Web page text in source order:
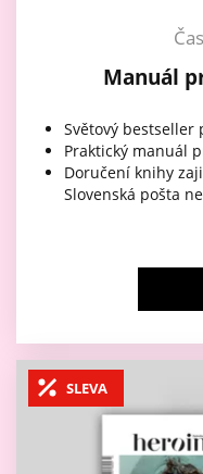
Manuál
Světový bestseller
Praktický manuál
Doručení knihy
Slovenská pošta
SLEVA